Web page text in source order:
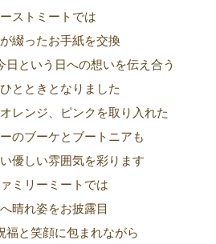
ストミートでは
綴ったお手紙を交換
日という日への想いを伝え合う
とときとなりました
レンジ、ピンクを取り入れた
のブーケとブートニアも
優しい雰囲気を彩ります
ミリーミートでは
晴れ姿をお披露目
福と笑顔に包まれながら